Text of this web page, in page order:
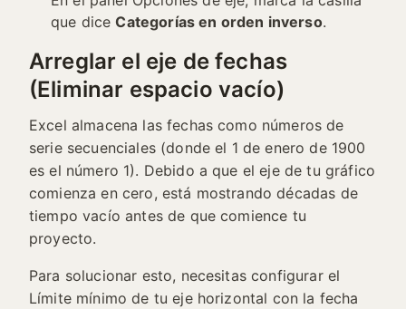
que diceCategorías en orden inverso.
Arreglar el eje de fechas
(Eliminar espacio vacío)
Excel almacena las fechas como números de
serie secuenciales (donde el 1 de enero de 1900
es el número 1). Debido a que el eje de tu gráfico
comienza en cero, está mostrando décadas de
tiempo vacío antes de que comience tu
proyecto.
Para solucionar esto, necesitas configurar el
Límite mínimo de tu eje horizontal con la fecha